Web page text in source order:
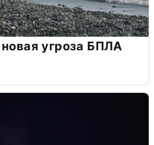
угроза БПЛА